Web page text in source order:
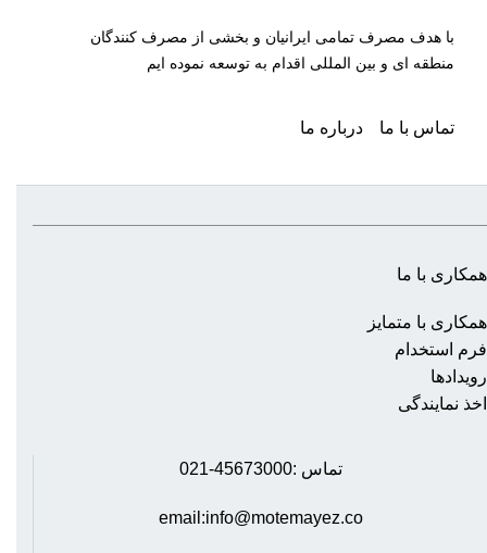
با هدف مصرف تمامی ایرانیان و بخشی از مصرف کنندگان
منطقه ای و بین المللی اقدام به توسعه نموده ایم
تماس با ما درباره ما
همکاری با ما
همکاری با متمایز
فرم استخدام
رویدادها
اخذ نمایندگی
تماس :45673000-021
email:info@motemayez.co